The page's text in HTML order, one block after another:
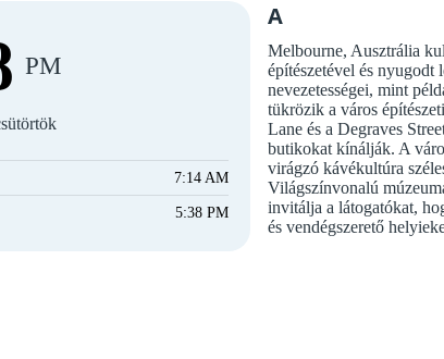
PM
7:14 AM
5:38 PM
A
Melbourne, Ausztrália
építészetével és
nevezetességei, mint
tükrözik a város
Lane és a Degraves
butikokat kínálják. A
virágzó kávékultúra
Világszínvonalú
invitálja a látogatókat,
és vendégszerető